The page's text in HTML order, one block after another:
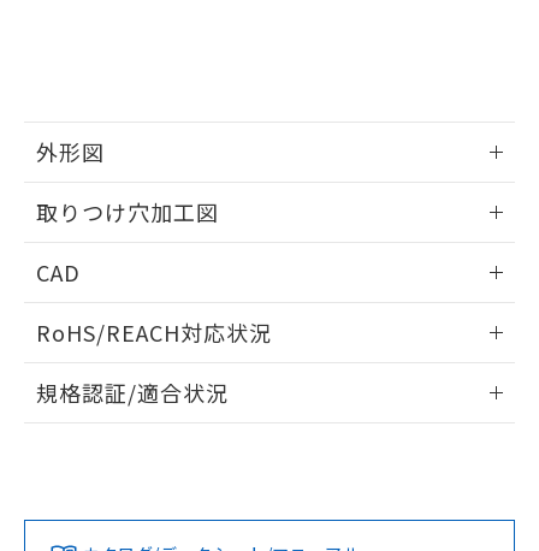
外形図
取りつけ穴加工図
CAD
ドすることができます。
ログイン/会員登録
ダウンロードデータをご利用いただく前に、以下を必ずお読
みください。
RoHS/REACH対応状況
EU RoHS 注意事項・凡例
規格認証/適合状況
していることから、特段のことがない限
り、2022年1月12日より割愛しておりま
す。